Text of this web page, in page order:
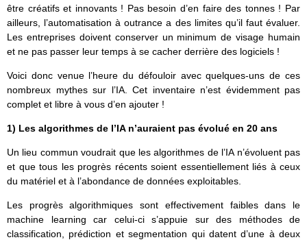
être créatifs et innovants ! Pas besoin d’en faire des tonnes ! Par
ailleurs, l’automatisation à outrance a des limites qu’il faut évaluer.
Les entreprises doivent conserver un minimum de visage humain
et ne pas passer leur temps à se cacher derrière des logiciels !
Voici donc venue l’heure du défouloir avec quelques-uns de ces
nombreux mythes sur l’IA. Cet inventaire n’est évidemment pas
complet et libre à vous d’en ajouter !
1) Les algorithmes de l’IA n’auraient pas évolué en 20 ans
Un lieu commun voudrait que les algorithmes de l’IA n’évoluent pas
et que tous les progrès récents soient essentiellement liés à ceux
du matériel et à l’abondance de données exploitables.
Les progrès algorithmiques sont effectivement faibles dans le
machine learning car celui-ci s’appuie sur des méthodes de
classification, prédiction et segmentation qui datent d’une à deux